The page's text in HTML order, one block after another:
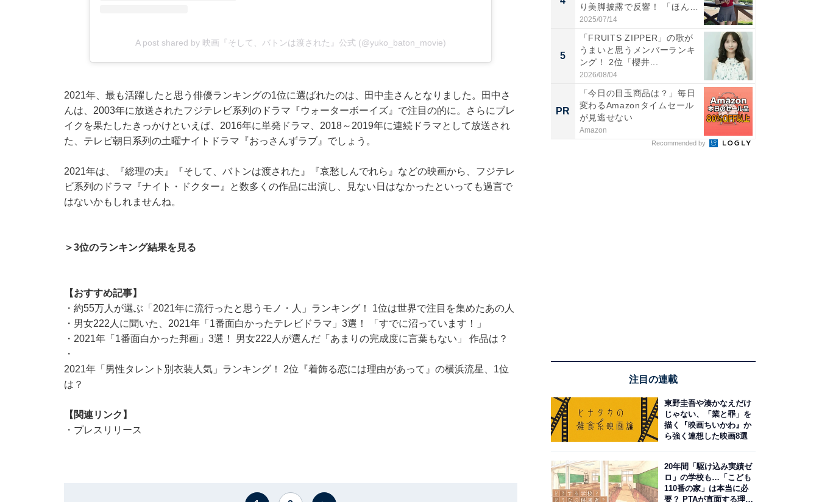
A post shared by 映画『そして、バトンは渡された』公式 (@yuko_baton_movie)
2021年、最も活躍したと思う俳優ランキングの1位に選ばれたのは、田中圭さんとなりました。田中さ
んは、2003年に放送されたフジテレビ系列のドラマ『ウォーターボーイズ』で注目の的に。さらにブレ
イクを果たしたきっかけといえば、2016年に単発ドラマ、2018～2019年に連続ドラマとして放送され
た、テレビ朝日系列の土曜ナイトドラマ『おっさんずラブ』でしょう。
2021年は、『総理の夫』『そして、バトンは渡された』『哀愁しんでれら』などの映画から、フジテレ
ビ系列のドラマ『ナイト・ドクター』と数多くの作品に出演し、見ない日はなかったといっても過言で
はないかもしれませんね。
＞3位のランキング結果を見る
【おすすめ記事】
・ 約55万人が選ぶ「2021年に流行ったと思うモノ・人」ランキング！ 1位は世界で注目を集めたあの人
・ 男女222人に聞いた、2021年「1番面白かったテレビドラマ」3選！ 「すでに沼っています！」
・ 2021年「1番面白かった邦画」3選！ 男女222人が選んだ「あまりの完成度に言葉もない」 作品は？
・
2021年「男性タレント別衣装人気」ランキング！ 2位『着飾る恋には理由があって』の横浜流星、1位
は？
【関連リンク】
・ プレスリリース
り美脚披露で反響！ 「ほん
と...
2025/07/14
5
「FRUITS ZIPPER」の歌が
うまいと思うメンバーランキ
ング！ 2位「櫻井...
2026/08/04
PR
「今日の目玉商品は？」毎日
変わるAmazonタイムセール
が見逃せない
Amazon
Recommended by
注目の連載
東野圭吾や湊かなえだけ
じゃない、「業と罪」を
描く『映画ちいかわ』か
ら強く連想した映画8選
20年間「駆け込み実績ゼ
ロ」の学校も…「こども
110番の家」は本当に必
要？ PTAが直面する理想